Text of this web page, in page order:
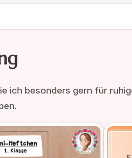
ich besonders gern für